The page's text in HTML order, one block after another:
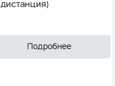
Подробнее